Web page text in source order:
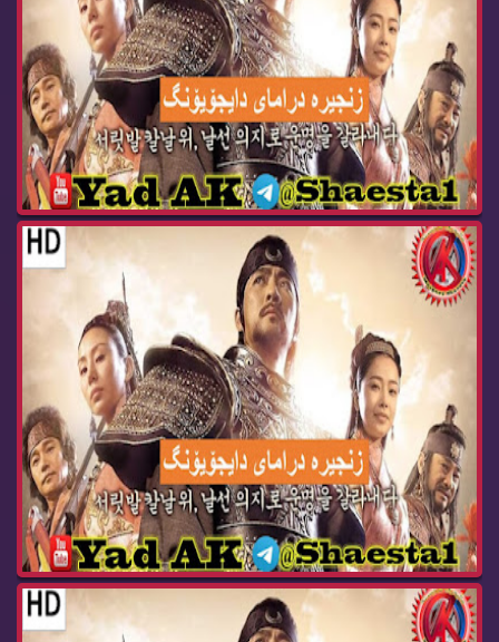
درامای ئه‌فسانه‌ی پاشا دای جۆیۆنگ ئه‌ڵقه‌ی 102 ...
درامای ئه‌فسانه‌ی پاشا دای جۆیۆنگ ئه‌ڵقه‌ی 101 ...